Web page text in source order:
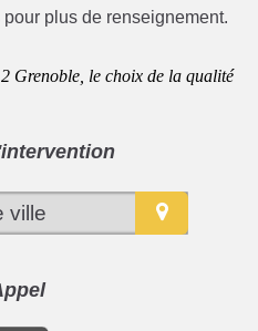
plus de renseignement.
Grenoble, le choix de la qualité